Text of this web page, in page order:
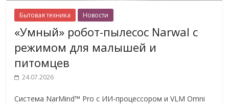
Бытовая техника Новости
«Умный» робот-пылесос Narwal с
режимом для малышей и
питомцев
24.07.2026
Система NarMind™ Pro с ИИ-процессором и VLM Omni